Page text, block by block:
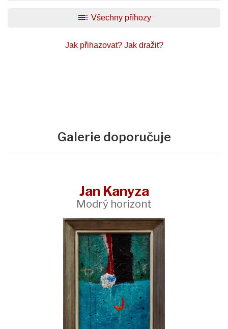
toc Všechny příhozy
Jak přihazovat? Jak dražit?
Galerie doporučuje
Jan Kanyza
Modrý horizont